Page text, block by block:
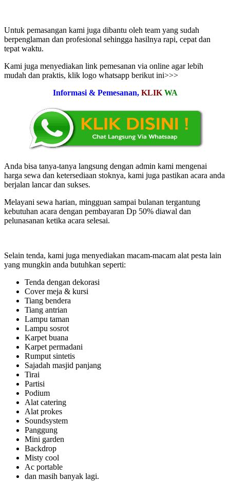
Untuk pemasangan kami juga dibantu oleh team yang sudah
berpenglaman dan profesional sehingga hasilnya rapi, cepat dan
tepat waktu.
Kami juga menyediakan link pemesanan via online agar lebih
mudah dan praktis, klik logo whatsapp berikut ini>>>
Informasi & Pemesanan, KLIK WA
Anda bisa tanya-tanya langsung dengan admin kami mengenai
harga sewa dan ketersediaan stoknya, kami juga pastikan acara anda
berjalan lancar dan sukses.
Melayani sewa harian, mingguan sampai bulanan tergantung
kebutuhan acara dengan pembayaran Dp 50% diawal dan
pelunasanan ketika acara selesai.
Selain tenda, kami juga menyediakan macam-macam alat pesta lain
yang mungkin anda butuhkan seperti:
Tenda dengan dekorasi
Cover meja & kursi
Tiang bendera
Tiang antrian
Lampu taman
Lampu sosrot
Karpet buana
Karpet permadani
Rumput sintetis
Sajadah masjid panjang
Tirai
Partisi
Podium
Alat catering
Alat prokes
Soundsystem
Panggung
Mini garden
Backdrop
Misty cool
Ac portable
dan masih banyak lagi.